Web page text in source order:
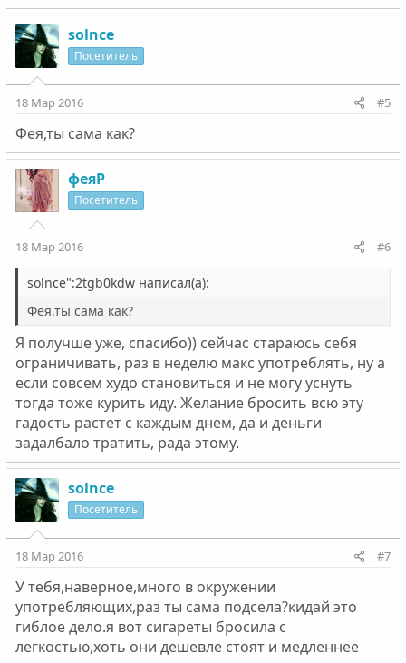
solnce
Посетитель
18 Мар 2016 #5
Фея,ты сама как?
феяР
Посетитель
18 Мар 2016 #6
solnce":2tgb0kdw написал(а):
Фея,ты сама как?
Я получше уже, спасибо)) сейчас стараюсь себя
ограничивать, раз в неделю макс употреблять, ну а
если совсем худо становиться и не могу уснуть
тогда тоже курить иду. Желание бросить всю эту
гадость растет с каждым днем, да и деньги
задалбало тратить, рада этому.
solnce
Посетитель
18 Мар 2016 #7
У тебя,наверное,много в окружении
употребляющих,раз ты сама подсела?кидай это
гиблое дело.я вот сигареты бросила с
легкостью,хоть они дешевле стоят и медленнее